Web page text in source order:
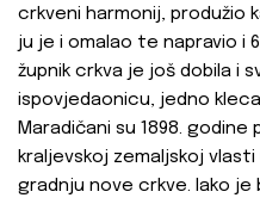
crkveni harmonij, produžio
ju je i omalao te napravio i
župnik crkva je još dobila i
ispovjedaonicu, jedno
Maradičani su 1898. godine
kraljevskoj zemaljskoj
gradnju nove crkve. Iako je